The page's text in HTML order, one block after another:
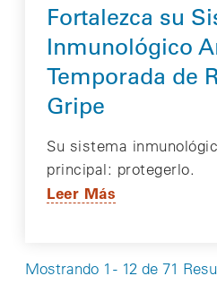
Fortalezca su
Inmunológico
Temporada de
Gripe
Su sistema
principal: protegerlo.
Leer Más
Mostrando 1 - 12 de 71